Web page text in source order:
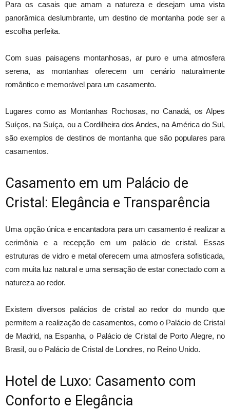
Para os casais que amam a natureza e desejam uma vista
panorâmica deslumbrante, um destino de montanha pode ser a
escolha perfeita.
Com suas paisagens montanhosas, ar puro e uma atmosfera
serena, as montanhas oferecem um cenário naturalmente
romântico e memorável para um casamento.
Lugares como as Montanhas Rochosas, no Canadá, os Alpes
Suíços, na Suíça, ou a Cordilheira dos Andes, na América do Sul,
são exemplos de destinos de montanha que são populares para
casamentos.
Casamento em um Palácio de
Cristal: Elegância e Transparência
Uma opção única e encantadora para um casamento é realizar a
cerimônia e a recepção em um palácio de cristal. Essas
estruturas de vidro e metal oferecem uma atmosfera sofisticada,
com muita luz natural e uma sensação de estar conectado com a
natureza ao redor.
Existem diversos palácios de cristal ao redor do mundo que
permitem a realização de casamentos, como o Palácio de Cristal
de Madrid, na Espanha, o Palácio de Cristal de Porto Alegre, no
Brasil, ou o Palácio de Cristal de Londres, no Reino Unido.
Hotel de Luxo: Casamento com
Conforto e Elegância